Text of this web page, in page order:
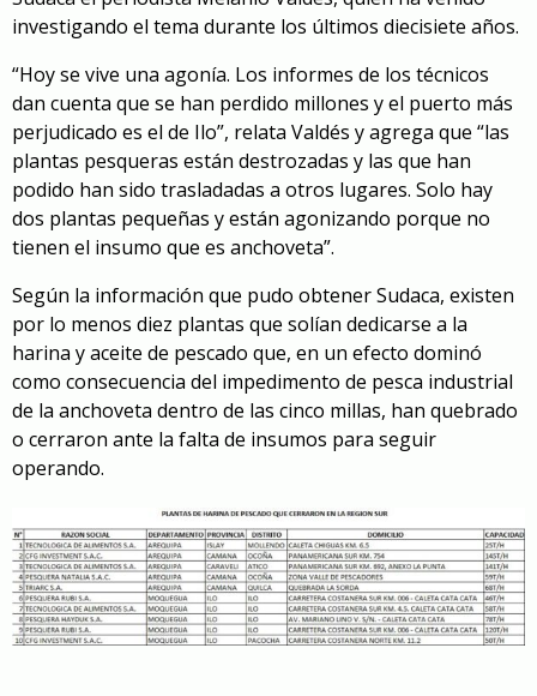
investigando el tema durante los últimos diecisiete años.
“Hoy se vive una agonía. Los informes de los técnicos
dan cuenta que se han perdido millones y el puerto más
perjudicado es el de Ilo”, relata Valdés y agrega que “las
plantas pesqueras están destrozadas y las que han
podido han sido trasladadas a otros lugares. Solo hay
dos plantas pequeñas y están agonizando porque no
tienen el insumo que es anchoveta”.
Según la información que pudo obtener Sudaca, existen
por lo menos diez plantas que solían dedicarse a la
harina y aceite de pescado que, en un efecto dominó
como consecuencia del impedimento de pesca industrial
de la anchoveta dentro de las cinco millas, han quebrado
o cerraron ante la falta de insumos para seguir
operando.